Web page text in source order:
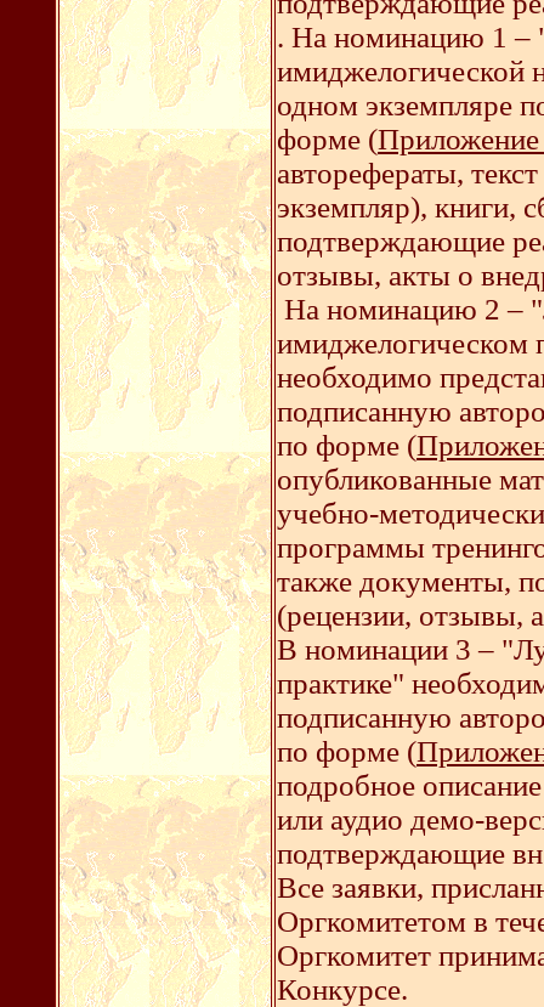
. На номинацию 1 –
имиджелогической
одном экземпляре
форме (
авторефераты,
экземпляр), книги,
подтверждающие
отзывы, акты о
На номинацию 2 –
имиджелогическом
необходимо
подписанную
по форме (
опубликованные
учебно-
программы
также документы,
(рецензии, отзывы,
В номинации 3 –
практике"
подписанную
по форме (
подробное
или аудио демо-
подтверждающие
Все заявки,
Оргкомитетом в
Оргкомитет
Конкурсе.